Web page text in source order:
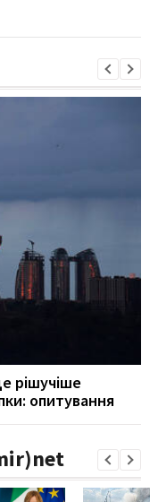
рішучіше
опитування